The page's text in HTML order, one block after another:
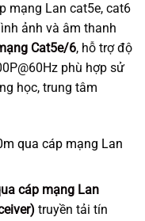
mạng Lan cat5e, cat6
ảnh và âm thanh
Cat5e/6, hỗ trợ độ
phù hợp sử
học, trung tâm
qua cáp mạng Lan
cáp mạng Lan
truyền tải tín